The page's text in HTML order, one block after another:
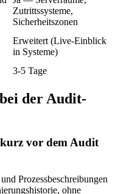
Zutrittssysteme,
Sicherheitszonen
Erweitert (Live-Einblick
in Systeme)
3-5 Tage
der Audit-
vor dem Audit
Prozessbeschreibungen
ohne